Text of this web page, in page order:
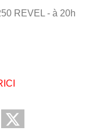
REVEL - à 20h